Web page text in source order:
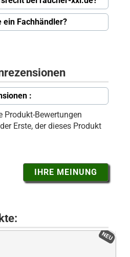
Fachhändler?
:
Produkt-Bewertungen
Erste, der dieses Produkt
IHRE MEINUNG
NEU